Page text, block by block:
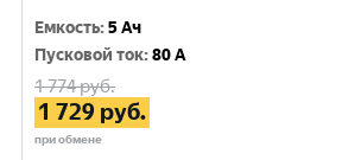
Емкость:5 Ач
Пусковой ток:80 A
1 774руб.
1 729 руб.
при обмене